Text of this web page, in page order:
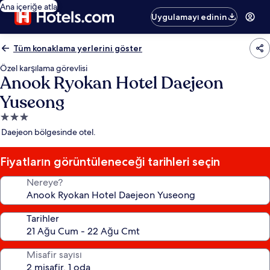
Ana içeriğe atla
Uygulamayı edinin
Tüm konaklama yerlerini göster
Özel karşılama görevlisi
Anook Ryokan Hotel Daejeon
Yuseong
3.0
yıldızlı
yeri
Daejeon bölgesinde otel.
Fiyatların görüntüleneceği tarihleri seçin
Nereye?
Tarihler
Misafir sayısı